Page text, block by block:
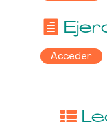
Acceder